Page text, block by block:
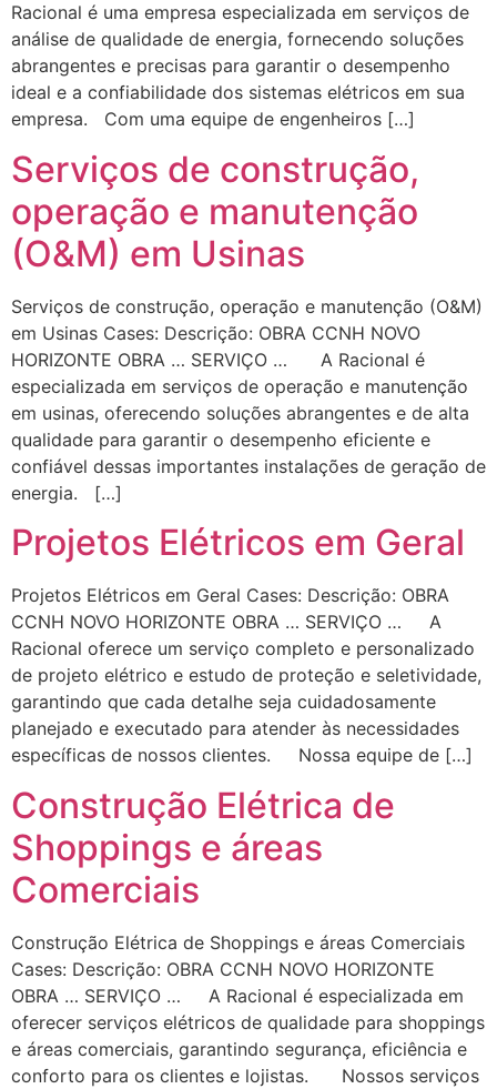
Racional é uma empresa especializada em serviços de
análise de qualidade de energia, fornecendo soluções
abrangentes e precisas para garantir o desempenho
ideal e a confiabilidade dos sistemas elétricos em sua
empresa. Com uma equipe de engenheiros […]
Serviços de construção,
operação e manutenção
(O&M) em Usinas
Serviços de construção, operação e manutenção (O&M)
em Usinas Cases: Descrição: OBRA CCNH NOVO
HORIZONTE OBRA … SERVIÇO … A Racional é
especializada em serviços de operação e manutenção
em usinas, oferecendo soluções abrangentes e de alta
qualidade para garantir o desempenho eficiente e
confiável dessas importantes instalações de geração de
energia. […]
Projetos Elétricos em Geral
Projetos Elétricos em Geral Cases: Descrição: OBRA
CCNH NOVO HORIZONTE OBRA … SERVIÇO … A
Racional oferece um serviço completo e personalizado
de projeto elétrico e estudo de proteção e seletividade,
garantindo que cada detalhe seja cuidadosamente
planejado e executado para atender às necessidades
específicas de nossos clientes. Nossa equipe de […]
Construção Elétrica de
Shoppings e áreas
Comerciais
Construção Elétrica de Shoppings e áreas Comerciais
Cases: Descrição: OBRA CCNH NOVO HORIZONTE
OBRA … SERVIÇO … A Racional é especializada em
oferecer serviços elétricos de qualidade para shoppings
e áreas comerciais, garantindo segurança, eficiência e
conforto para os clientes e lojistas. Nossos serviços